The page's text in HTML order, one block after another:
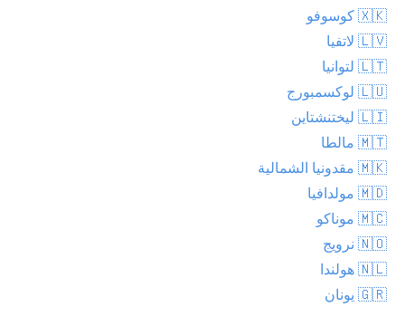
🇽🇰 كوسوفو
🇱🇻 لاتفيا
🇱🇹 لتوانيا
🇱🇺 لوكسمبورج
🇱🇮 ليختنشتاين
🇲🇹 مالطا
🇲🇰 مقدونيا الشمالية
🇲🇩 مولدافيا
🇲🇨 موناكو
🇳🇴 نرويج
🇳🇱 هولندا
🇬🇷 يونان